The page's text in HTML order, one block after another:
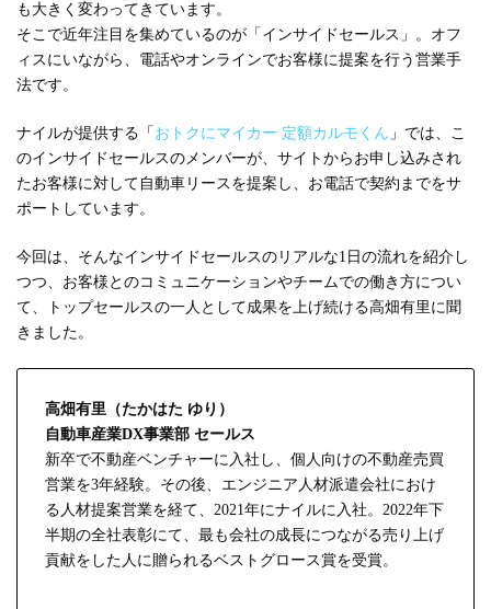
面接で転職理由はどう話すべき？面接官が聞きた
い、模範解答ではない「本音」
2023.08.01
も大きく変わってきています。
そこで近年注目を集めているのが「インサイドセールス」。オフ
ィスにいながら、電話やオンラインでお客様に提案を行う営業手
法です。
ナイルが提供する「 おトクにマイカー 定額カルモくん 」では、こ
のインサイドセールスのメンバーが、サイトからお申し込みされ
たお客様に対して自動車リースを提案し、お電話で契約までをサ
ポートしています。
今回は、そんなインサイドセールスのリアルな1日の流れを紹介し
つつ、お客様とのコミュニケーションやチームでの働き方につい
て、トップセールスの一人として成果を上げ続ける高畑有里に聞
きました。
高畑有里（たかはた ゆり）
自動車産業DX事業部 セールス
新卒で不動産ベンチャーに入社し、個人向けの不動産売買
営業を3年経験。その後、エンジニア人材派遣会社におけ
る人材提案営業を経て、2021年にナイルに入社。2022年下
半期の全社表彰にて、最も会社の成長につながる売り上げ
貢献をした人に贈られるベストグロース賞を受賞。